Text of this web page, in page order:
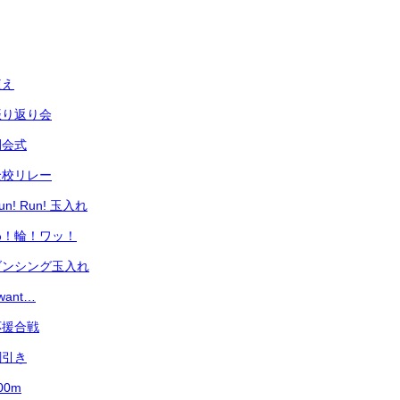
返り会
式
リレー
Run! 玉入れ
輪！ワッ！
シング玉入れ
合戦
き